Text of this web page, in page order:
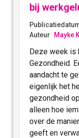
bij
Auteur
Mayke
Deze week is
Gezondheid.
aandacht te
eigenlijk het
gezondheid
alleen hoe
over de
geeft en